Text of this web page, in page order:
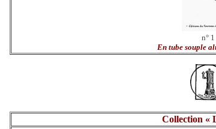
n° 1
En tube souple
Collection «